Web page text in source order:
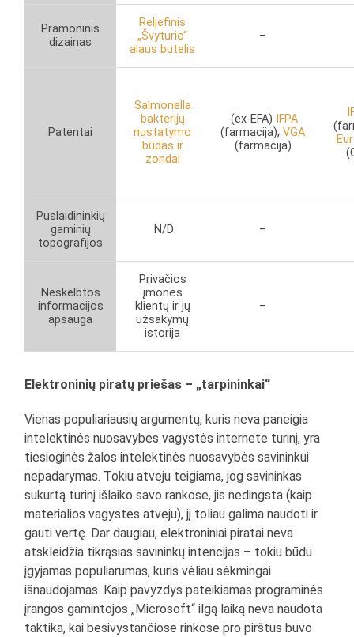
Pramoninis
dizainas
Reljefinis
„Švyturio“
alaus butelis
–
Patentai
Salmonella
bakterijų
nustatymo
būdas ir
zondai
(ex-EFA)
IFPA
(farmacija),VGA
(farmacija)
Puslaidininkių
gaminių
topografijos
N/D –
Neskelbtos
informacijos
apsauga
Privačios
įmonės
klientų ir jų
užsakymų
istorija
–
Elektroninių piratų priešas – „tarpininkai“
Vienas populiariausių argumentų, kuris neva paneigia
intelektinės nuosavybės vagystės internete turinį, yra
tiesioginės žalos intelektinės nuosavybės savininkui
nepadarymas. Tokiu atveju teigiama, jog savininkas
sukurtą turinį išlaiko savo rankose, jis nedingsta (kaip
materialios vagystės atveju), jį toliau galima naudoti ir
gauti vertę. Dar daugiau, elektroniniai piratai neva
atskleidžia tikrąsias savininkų intencijas – tokiu būdu
įgyjamas populiarumas, kuris vėliau sėkmingai
išnaudojamas. Kaip pavyzdys pateikiamas programinės
įrangos gamintojos „Microsoft“ ilgą laiką neva naudota
taktika, kai besivystančiose rinkose pro pirštus buvo